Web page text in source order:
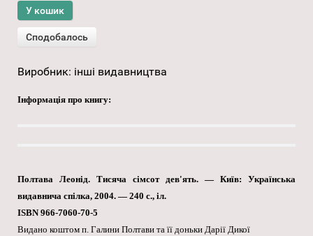
Виробник: інші видавництва
Інформація про книгу:
Полтава Леонід. Тисяча сімсот дев'ять. — Київ: Українська
видавнича спілка, 2004. — 240 с., іл.
ISBN 966-7060-70-5
Видано коштом п. Галини Полтави та її доньки Дарії Дикої